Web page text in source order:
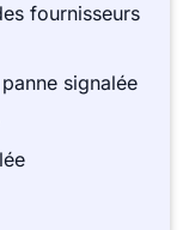
fournisseurs
signalée